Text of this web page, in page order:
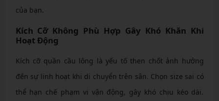
của bạn.
Kích Cỡ Không Phù Hợp Gây Khó Khăn Khi
Hoạt Động
Kích cỡ quần cầu lông là yếu tố then chốt ảnh hưởng
đến sự linh hoạt khi di chuyển trên sân. Chọn size sai có
thể hạn chế phạm vi vận động, gây khó chịu kéo dài.